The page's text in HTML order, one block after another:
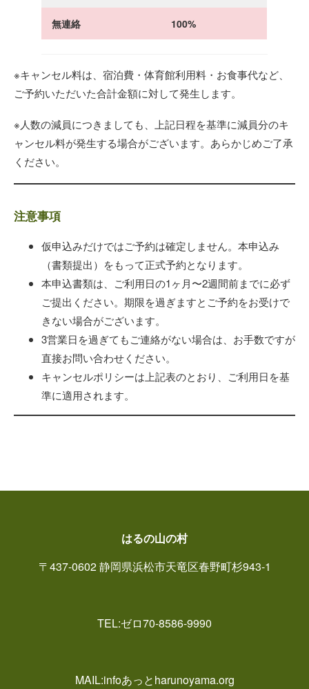
無連絡 100%
※キャンセル料は、宿泊費・体育館利用料・お食事代など、
ご予約いただいた合計金額に対して発生します。
※人数の減員につきましても、上記日程を基準に減員分のキ
ャンセル料が発生する場合がございます。あらかじめご了承
ください。
注意事項
仮申込みだけではご予約は確定しません。本申込み
（書類提出）をもって正式予約となります。
本申込書類は、ご利用日の1ヶ月〜2週間前までに必ず
ご提出ください。期限を過ぎますとご予約をお受けで
きない場合がございます。
3営業日を過ぎてもご連絡がない場合は、お手数ですが
直接お問い合わせください。
キャンセルポリシーは上記表のとおり、ご利用日を基
準に適用されます。
はるの山の村
〒437-0602 静岡県浜松市天竜区春野町杉943-1
TEL:ゼロ70-8586-9990
MAIL:infoあっとharunoyama.org